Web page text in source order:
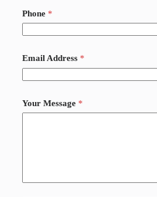
Phone *
Email Address *
Your Message *